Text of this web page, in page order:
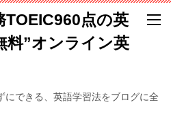
TOEIC960点の英
料”オンライン英
にできる、英語学習法をブログに全